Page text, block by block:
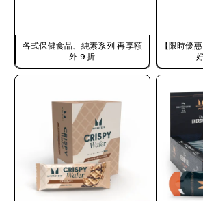
各式保健食品、純素系列 再享額
外 9 折
【限時優
使用優